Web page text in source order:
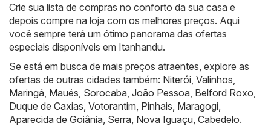
Crie sua lista de compras no conforto da sua casa e
depois compre na loja com os melhores preços. Aqui
você sempre terá um ótimo panorama das ofertas
especiais disponíveis em Itanhandu.
Se está em busca de mais preços atraentes, explore as
ofertas de outras cidades também: Niterói Valinhos
Maringá Maués Sorocaba João Pessoa Belford Roxo
Duque de Caxias Votorantim Pinhais Maragogi
Aparecida de Goiânia Serra Nova Iguaçu Cabedelo.